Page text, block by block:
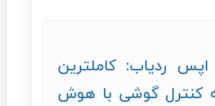
اپس ردیاب: کاملترین
کنترل گوشی با هوش